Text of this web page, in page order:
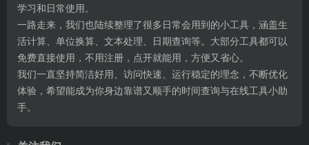
学习和日常使用。
一路走来，我们也陆续整理了很多日常会用到的小工具，涵盖生
活计算、单位换算、文本处理、日期查询等。大部分工具都可以
免费直接使用，不用注册，点开就能用，方便又省心。
我们一直坚持简洁好用、访问快速、运行稳定的理念，不断优化
体验，希望能成为你身边靠谱又顺手的时间查询与在线工具小助
手。